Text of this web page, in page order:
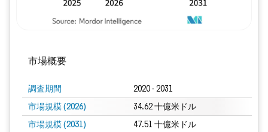
市場概要
調査期間 2020 - 2031
市場規模 (2026) 34.62 十億米ドル
市場規模 (2031) 47.51 十億米ドル